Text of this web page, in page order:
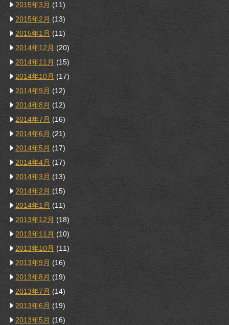
2015年3月 (11)
2015年2月 (13)
2015年1月 (11)
2014年12月 (20)
2014年11月 (15)
2014年10月 (17)
2014年9月 (12)
2014年8月 (12)
2014年7月 (16)
2014年6月 (21)
2014年5月 (17)
2014年4月 (17)
2014年3月 (13)
2014年2月 (15)
2014年1月 (11)
2013年12月 (18)
2013年11月 (10)
2013年10月 (11)
2013年9月 (16)
2013年8月 (19)
2013年7月 (14)
2013年6月 (19)
2013年5月 (16)